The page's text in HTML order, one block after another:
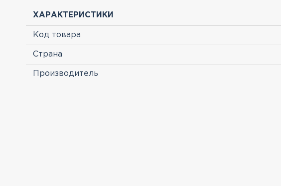
ХАРАКТЕРИСТИКИ
Код товара
Страна
Производитель